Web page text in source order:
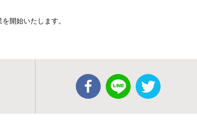
開始いたします。